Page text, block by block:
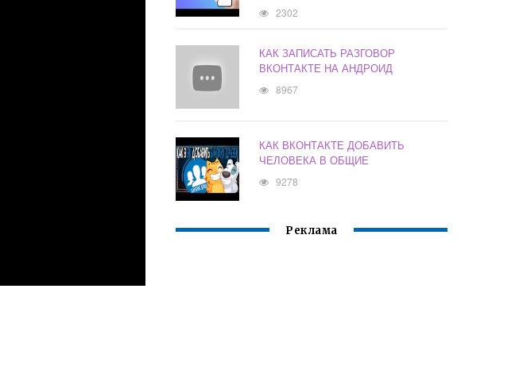
2302
КАК ЗАПИСАТЬ РАЗГОВОР
ВКОНТАКТЕ НА АНДРОИД
8967
КАК ВКОНТАКТЕ ДОБАВИТЬ
ЧЕЛОВЕКА В ОБЩИЕ
9278
Реклама